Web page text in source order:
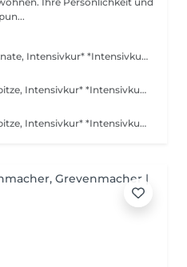
Ansatzfärbung innerhalb 3 Monate, Intensivkur* *Intensivkur: Versorgt das Haar mit hochkonzentrierten Pflegewirkstoffen, die tief in die Haarstruktur eindringen und Schäden gezielt reparieren
Haarfärbung von Ansatz bis Spitze, Intensivkur* *Intensivkur: Versorgt das Haar mit hochkonzentrierten Pflegewirkstoffen, die tief in die Haarstruktur eindringen und Schäden gezielt reparieren
Haarfärbung von Ansatz bis Spitze, Intensivkur* *Intensivkur: Versorgt das Haar mit hochkonzentrierten Pflegewirkstoffen, die tief in die Haarstruktur eindringen und Schäden gezielt reparieren